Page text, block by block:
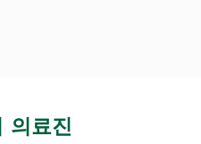
의료진